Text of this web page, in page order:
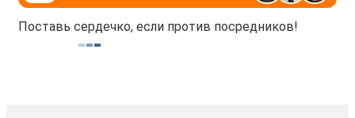
Поставь сердечко, если против посредников!